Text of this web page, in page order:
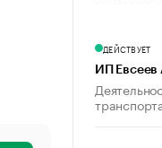
ДЕЙСТВУЕТ
ИП Евсеев